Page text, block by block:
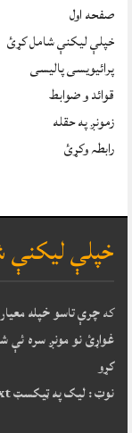
صفحه اول
خپلې ليکنې شامل کړئ
پرائیویسی پالیسی
قوائد و ضوابط
زمونږ په حقله
رابطہ وکړئ
خپلې
کهچرې تاسو خپله
غواړئ نو مونږ سره ئې
کړو
نوټ : ليک په ټيکسټ text فارمېټ کښې او په پښټو کښې پکار دے